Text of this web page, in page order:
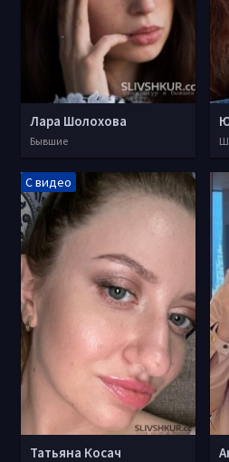
Лара Шолохова
Бывшие
С видео
Татьяна Косач